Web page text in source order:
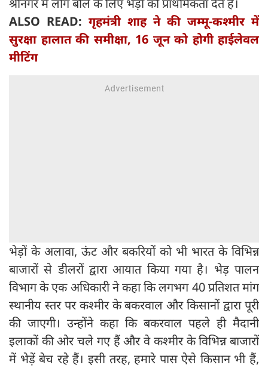
श्रीनगर में लोग बलि के लिए भेड़ों को प्राथमिकता देते हैं।
ALSO READ: गृहमंत्री शाह ने की जम्मू-कश्मीर में
सुरक्षा हालात की समीक्षा, 16 जून को होगी हाईलेवल
मीटिंग
भेड़ों के अलावा, ऊंट और बकरियों को भी भारत के विभिन्न
बाजारों से डीलरों द्वारा आयात किया गया है। भेड़ पालन
विभाग के एक अधिकारी ने कहा कि लगभग 40 प्रतिशत मांग
स्थानीय स्तर पर कश्मीर के बकरवाल और किसानों द्वारा पूरी
की जाएगी। उन्होंने कहा कि बकरवाल पहले ही मैदानी
इलाकों की ओर चले गए हैं और वे कश्मीर के विभिन्न बाजारों
में भेड़ें बेच रहे हैं। इसी तरह, हमारे पास ऐसे किसान भी हैं,